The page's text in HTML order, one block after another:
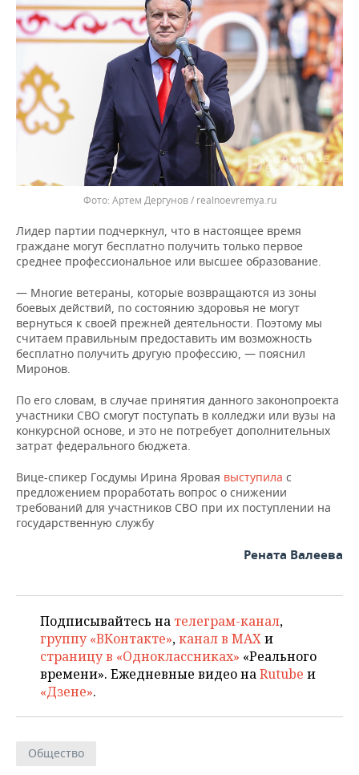
Артем Дергунов / realnoevremya.ru
Лидер партии подчеркнул, что в настоящее время
граждане могут бесплатно получить только первое
среднее профессиональное или высшее образование.
— Многие ветераны, которые возвращаются из зоны
боевых действий, по состоянию здоровья не могут
вернуться к своей прежней деятельности. Поэтому мы
считаем правильным предоставить им возможность
бесплатно получить другую профессию, — пояснил
Миронов.
По его словам, в случае принятия данного законопроекта
участники СВО смогут поступать в колледжи или вузы на
конкурсной основе, и это не потребует дополнительных
затрат федерального бюджета.
Вице-спикер Госдумы Ирина Яровая выступила с
предложением проработать вопрос о снижении
требований для участников СВО при их поступлении на
государственную службу
Рената Валеева
Подписывайтесь на телеграм-канал,
группу «ВКонтакте»,канал в MAXи
страницу в «Одноклассниках» «Реального
времени». Ежедневные видео наRutube и
«Дзене».
Общество